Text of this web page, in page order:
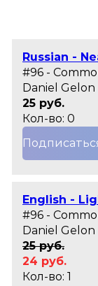
Russian -
#96 -
Daniel Gelon
25 руб.
Кол-во: 0
English -
#96 -
Daniel Gelon
25 руб.
24 руб.
Кол-во: 1